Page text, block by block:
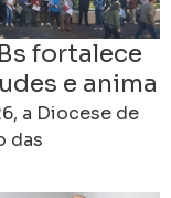
fortalece
e anima
a Diocese de
das